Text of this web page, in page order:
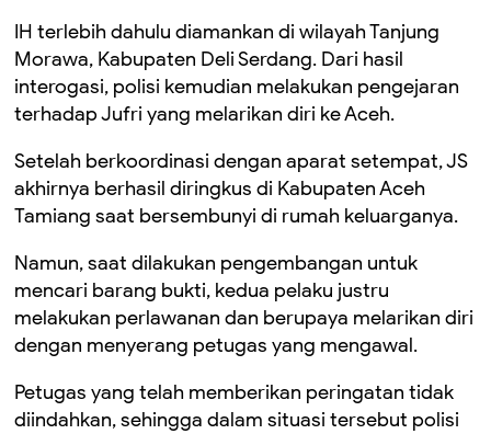
IH terlebih dahulu diamankan di wilayah Tanjung
Morawa, Kabupaten Deli Serdang. Dari hasil
interogasi, polisi kemudian melakukan pengejaran
terhadap Jufri yang melarikan diri ke Aceh.
Setelah berkoordinasi dengan aparat setempat, JS
akhirnya berhasil diringkus di Kabupaten Aceh
Tamiang saat bersembunyi di rumah keluarganya.
Namun, saat dilakukan pengembangan untuk
mencari barang bukti, kedua pelaku justru
melakukan perlawanan dan berupaya melarikan diri
dengan menyerang petugas yang mengawal.
Petugas yang telah memberikan peringatan tidak
diindahkan, sehingga dalam situasi tersebut polisi